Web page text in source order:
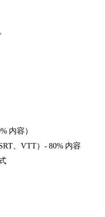
内容）
、VTT）- 80% 内容